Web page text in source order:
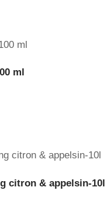
ml
citron & appelsin-10l